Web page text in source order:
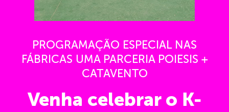
PROGRAMAÇÃO ESPECIAL NAS
FÁBRICAS UMA PARCERIA POIESIS +
CATAVENTO
Venha celebrar o K-